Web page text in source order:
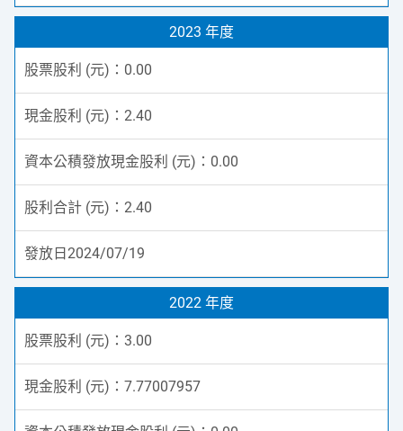
2023 年度
0.00
2.40
0.00
2.40
2024/07/19
2022 年度
3.00
7.77007957